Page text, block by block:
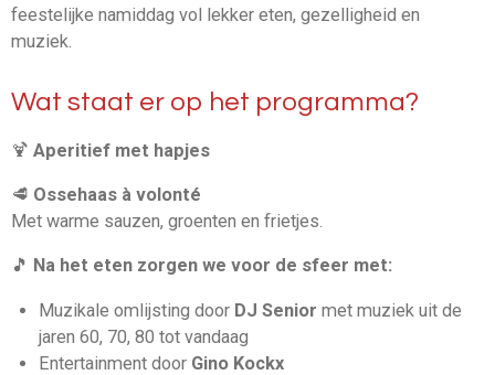
feestelijke namiddag vol lekker eten, gezelligheid en
muziek.
Wat staat er op het programma?
🍹 Aperitief met hapjes
🥩 Ossehaas à volonté
Met warme sauzen, groenten en frietjes.
🎵 Na het eten zorgen we voor de sfeer met:
Muzikale omlijsting door DJ Senior met muziek uit de
jaren 60, 70, 80 tot vandaag
Entertainment door Gino Kockx